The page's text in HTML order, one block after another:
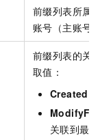
前缀列表所属
账号（主账号
前缀列表的关
取值：
Created
关联到最